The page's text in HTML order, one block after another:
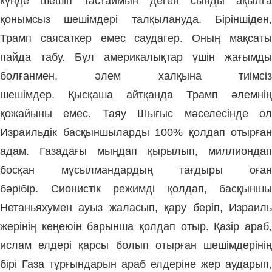
қонымсыз шешімдері талқылануда. Біріншіден,
Трамп саясаткер емес саудагер. Оның мақсаты
пайда табу. Бұл америкалықтар үшін жағымды
болғанмен, әлем халқына тиімсіз
шешімдер. Қысқаша айтқанда Трамп әлемнің
қожайыны емес. Таяу Шығыс мәселесінде ол
Израильдік басқыншыларды 100% қолдап отырған
адам. Газадағы мыңдап қырылып, миллиондап
босқан мұсылмандардың тағдыры оған
бәрібір. Сионистік режимді қолдап, басқыншы
Нетаньяхумен ауыз жаласып, қару беріп, Израиль
жерінің кеңеюін барынша қолдап отыр. Қазір араб,
ислам елдері қарсы болып отырған шешімдерінің
бірі Газа тұрғындарын араб елдеріне жер аударып,